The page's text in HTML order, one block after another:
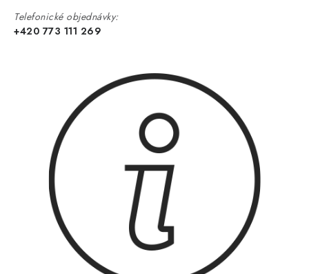
Telefonické objednávky:
+420 773 111 269